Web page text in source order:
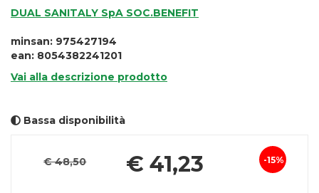
DUAL SANITALY SpA SOC.BENEFIT
minsan: 975427194
ean: 8054382241201
Vai alla descrizione prodotto
Bassa disponibilità
Sconto
15%
€ 48,50 € 41,23